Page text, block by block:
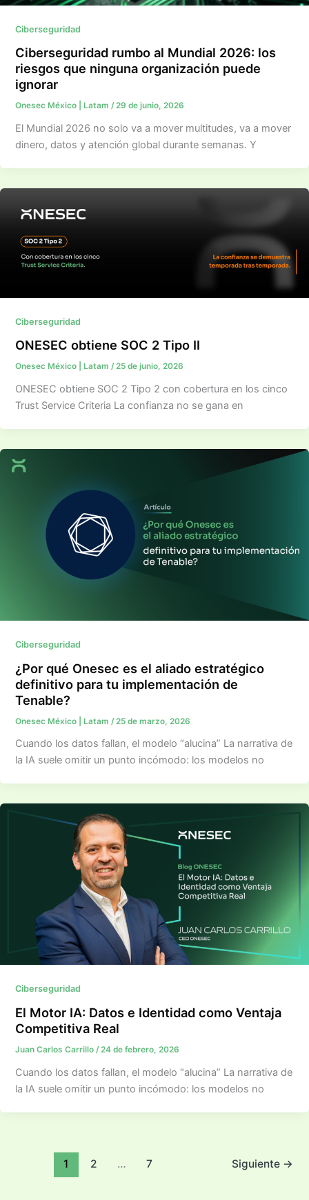
Ciberseguridad
Ciberseguridad rumbo al Mundial 2026: los
riesgos que ninguna organización puede
ignorar
Onesec México | Latam /29 de junio, 2026
El Mundial 2026 no solo va a mover multitudes, va a mover
dinero, datos y atención global durante semanas. Y
Ciberseguridad
ONESEC obtiene SOC 2 Tipo II
Onesec México | Latam /25 de junio, 2026
ONESEC obtiene SOC 2 Tipo 2 con cobertura en los cinco
Trust Service Criteria La confianza no se gana en
Ciberseguridad
¿Por qué Onesec es el aliado estratégico
definitivo para tu implementación de
Tenable?
Onesec México | Latam /25 de marzo, 2026
Cuando los datos fallan, el modelo “alucina” La narrativa de
la IA suele omitir un punto incómodo: los modelos no
Ciberseguridad
El Motor IA: Datos e Identidad como Ventaja
Competitiva Real
Juan Carlos Carrillo /24 de febrero, 2026
Cuando los datos fallan, el modelo “alucina” La narrativa de
la IA suele omitir un punto incómodo: los modelos no
1 2 … 7 Siguiente →